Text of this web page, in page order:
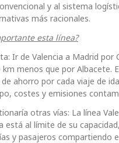
y al sistema
más racionales.
esta línea?
Ir de Valencia a Madrid por
menos que por Albacete.
ahorro por cada viaje de
costes y emisiones
otras vías: La línea
está al límite de su
y pasajeros compartiendo